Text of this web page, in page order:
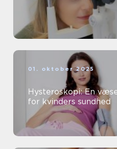
01. oktober 2025
Hysteroskopi: En
for kvinders sundhed